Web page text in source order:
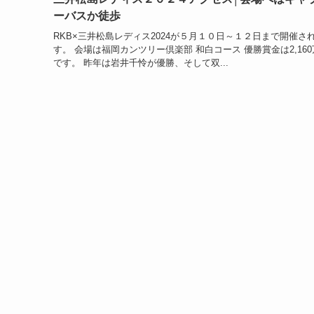
ーバスか徒歩
RKB×三井松島レディス2024が５月１０日～１２日まで開催さ
す。 会場は福岡カンツリー倶楽部 和白コース 優勝賞金は2,160
です。 昨年は岩井千怜が優勝、そして双...